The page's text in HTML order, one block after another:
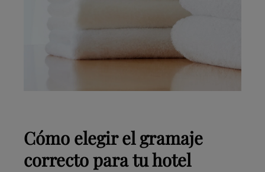
Cómo elegir el gramaje
correcto para tu hotel